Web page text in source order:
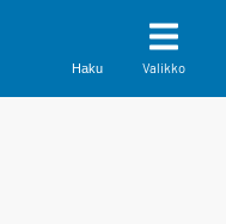
Haku Valikko